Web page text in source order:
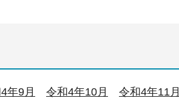
年9月 令和4年10月 令和4年11月